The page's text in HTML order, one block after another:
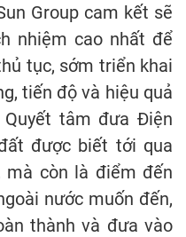
Group cam kết sẽ
nhiệm cao nhất để
tục, sớm triển khai
tiến độ và hiệu quả
tâm đưa Điện
được biết tới qua
mà còn là điểm đến
nước muốn đến,
thành và đưa vào